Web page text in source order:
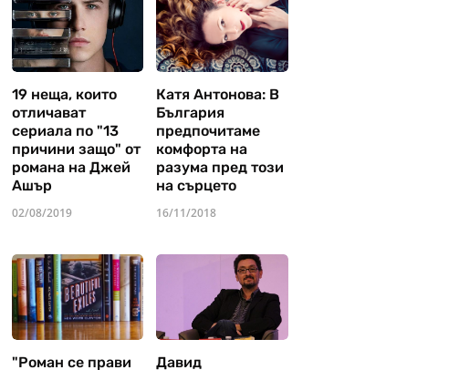
19 неща, които
отличават
сериала по "13
причини защо" от
романа на Джей
Ашър
02/08/2019
Катя Антонова: В
България
предпочитаме
комфорта на
разума пред този
на сърцето
16/11/2018
"Роман се прави
Давид